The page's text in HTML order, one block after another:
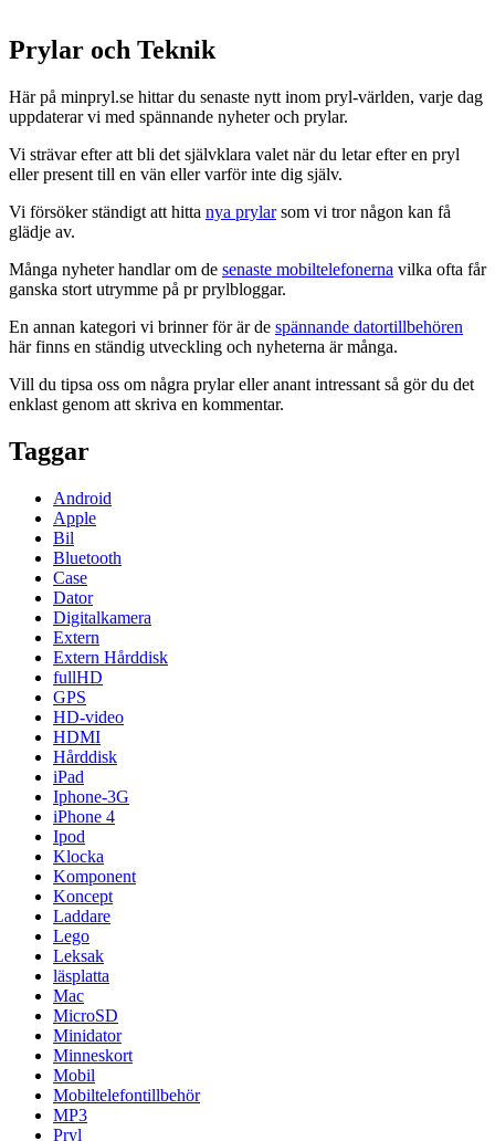
Prylar och Teknik
Här på minpryl.se hittar du senaste nytt inom pryl-världen, varje dag
uppdaterar vi med spännande nyheter och prylar.
Vi strävar efter att bli det självklara valet när du letar efter en pryl
eller present till en vän eller varför inte dig själv.
Vi försöker ständigt att hitta nya prylarsom vi tror någon kan få
glädje av.
Många nyheter handlar om de senaste mobiltelefonerna vilka ofta får
ganska stort utrymme på pr prylbloggar.
En annan kategori vi brinner för är de spännande datortillbehören
här finns en ständig utveckling och nyheterna är många.
Vill du tipsa oss om några prylar eller anant intressant så gör du det
enklast genom att skriva en kommentar.
Taggar
Android
Apple
Bil
Bluetooth
Case
Dator
Digitalkamera
Extern
Extern Hårddisk
fullHD
GPS
HD-video
HDMI
Hårddisk
iPad
Iphone-3G
iPhone 4
Ipod
Klocka
Komponent
Koncept
Laddare
Lego
Leksak
läsplatta
Mac
MicroSD
Minidator
Minneskort
Mobil
Mobiltelefontillbehör
MP3
Pryl